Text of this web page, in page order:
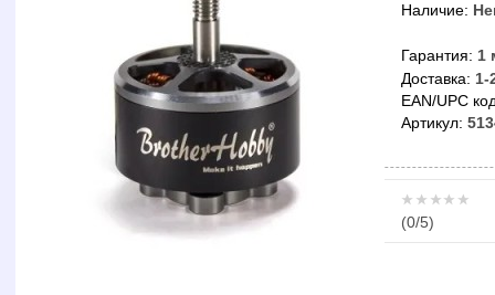
Наличие:
Гарантия: 1
Доставка: 1-
EAN/UPC
Артикул:
(0/5)